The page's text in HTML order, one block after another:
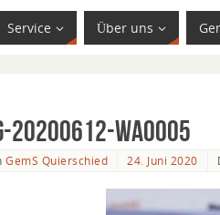
Service Über uns
20200612-WA0005
GemS Quierschied 24. Juni 2020